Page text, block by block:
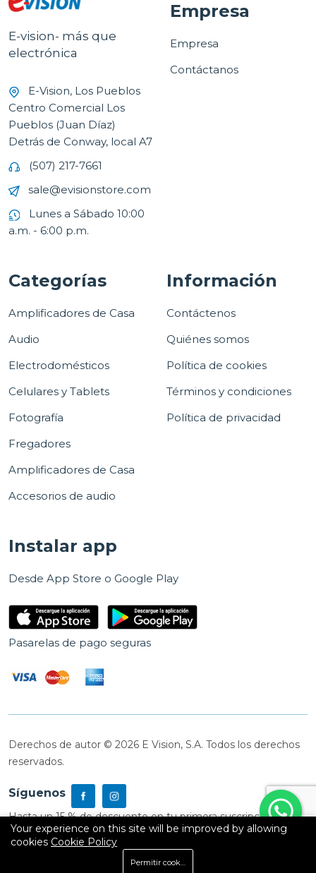
E-vision- más que
electrónica
E-Vision, Los Pueblos
Centro Comercial Los
Pueblos (Juan Díaz)
Detrás de Conway, local A7
(507) 217-7661
sale@evisionstore.com
Lunes a Sábado 10:00
a.m. - 6:00 p.m.
Empresa
Empresa
Contáctanos
Categorías
Amplificadores de Casa
Audio
Electrodomésticos
Celulares y Tablets
Fotografía
Fregadores
Amplificadores de Casa
Accesorios de audio
Información
Contáctenos
Quiénes somos
Política de cookies
Términos y condiciones
Política de privacidad
Instalar app
Desde App Store o Google Play
Pasarelas de pago seguras
Derechos de autor © 2026 E Vision, S.A. Todos los derechos
reservados.
Síguenos
Hasta un 15 % de descuento en tu primera suscripción
Carrito
Your experience on this site will be improved by allowing
cookies Cookie Policy
Permitir cookies